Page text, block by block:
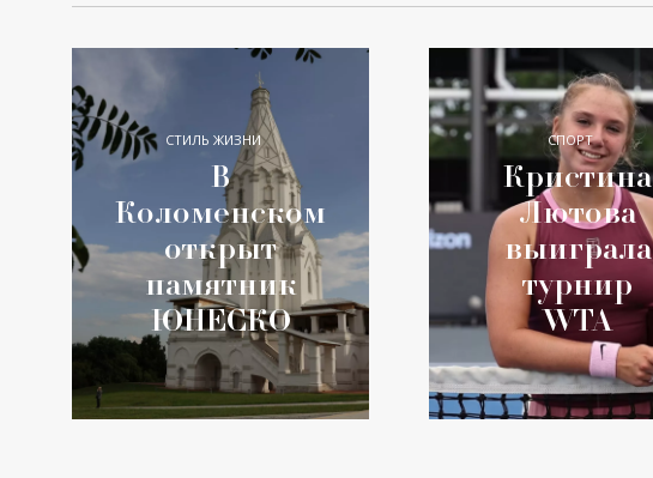
СТИЛЬ ЖИЗНИ
В
Коломенском
открыт
памятник
ЮНЕСКО
СПОРТ
Кристина
Лютова
выиграла
турнир
WTA